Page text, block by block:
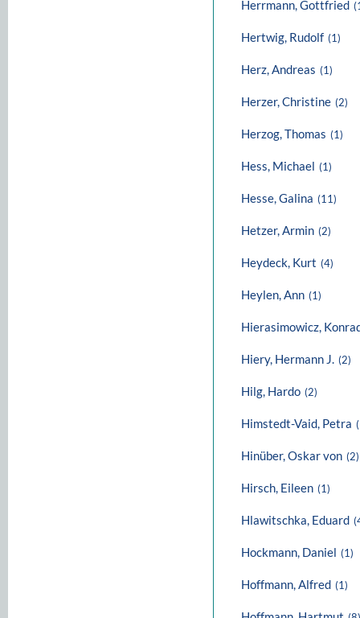
Herrmann, Gottfried
Hertwig, Rudolf (1)
Herz, Andreas (1)
Herzer, Christine (2)
Herzog, Thomas (1)
Hess, Michael (1)
Hesse, Galina (11)
Hetzer, Armin (2)
Heydeck, Kurt (4)
Heylen, Ann (1)
Hierasimowicz,
Hiery, Hermann J. (2)
Hilg, Hardo (2)
Himstedt-Vaid, Petra
Hinüber, Oskar von (2)
Hirsch, Eileen (1)
Hlawitschka, Eduard
Hockmann, Daniel (1)
Hoffmann, Alfred (1)